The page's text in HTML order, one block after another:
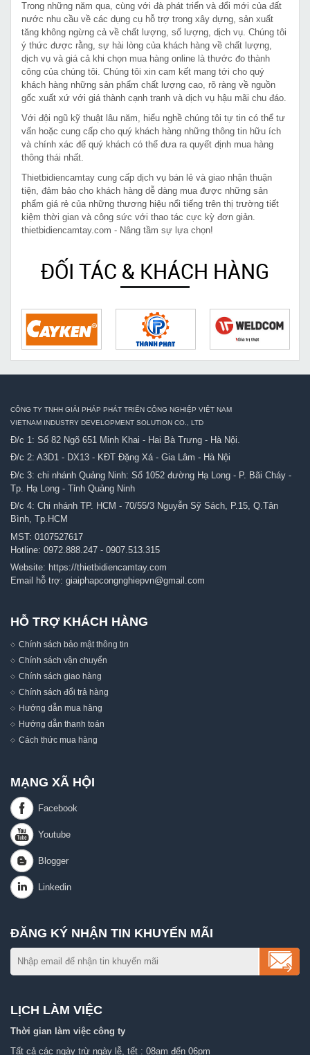
Trong những năm qua, cùng với đà phát triển và đổi mới của đất
nước nhu cầu về các dụng cụ hỗ trợ trong xây dựng, sản xuất
tăng không ngừng cả về chất lượng, số lượng, dịch vụ. Chúng tôi
ý thức được rằng, sự hài lòng của khách hàng về chất lượng,
dịch vụ và giá cả khi chọn mua hàng online là thước đo thành
công của chúng tôi. Chúng tôi xin cam kết mang tới cho quý
khách hàng những sản phẩm chất lượng cao, rõ ràng về nguồn
gốc xuất xứ với giá thành cạnh tranh và dịch vụ hậu mãi chu đáo.
Với đội ngũ kỹ thuật lâu năm, hiểu nghề chúng tôi tự tin có thể tư
vấn hoặc cung cấp cho quý khách hàng những thông tin hữu ích
và chính xác để quý khách có thể đưa ra quyết định mua hàng
thông thái nhất.
Thietbidiencamtay cung cấp dịch vụ bán lẻ và giao nhận thuận
tiện, đảm bảo cho khách hàng dễ dàng mua được những sản
phẩm giá rẻ của những thương hiệu nổi tiếng trên thị trường tiết
kiệm thời gian và công sức với thao tác cực kỳ đơn giản.
thietbidiencamtay.com - Nâng tầm sự lựa chọn!
ĐỐI TÁC & KHÁCH HÀNG
CÔNG TY TNHH GIẢI PHÁP PHÁT TRIỂN CÔNG NGHIỆP VIỆT NAM
VIETNAM INDUSTRY DEVELOPMENT SOLUTION CO., LTD
Đ/c 1: Số 82 Ngõ 651 Minh Khai - Hai Bà Trưng - Hà Nội.
Đ/c 2: A3D1 - DX13 - KĐT Đặng Xá - Gia Lâm - Hà Nội
Đ/c 3: chi nhánh Quảng Ninh: Số 1052 đường Hạ Long - P. Bãi Cháy -
Tp. Hạ Long - Tỉnh Quảng Ninh
Đ/c 4: Chi nhánh TP. HCM - 70/55/3 Nguyễn Sỹ Sách, P.15, Q.Tân
Bình, Tp.HCM
MST: 0107527617
Hotline: 0972.888.247 - 0907.513.315
Website: https://thietbidiencamtay.com
Email hỗ trợ: giaiphapcongnghiepvn@gmail.com
HỖ TRỢ KHÁCH HÀNG
Chính sách bảo mật thông tin
Chính sách vận chuyển
Chính sách giao hàng
Chính sách đổi trả hàng
Hướng dẫn mua hàng
Hướng dẫn thanh toán
Cách thức mua hàng
MẠNG XÃ HỘI
ĐĂNG KÝ NHẬN TIN KHUYẾN MÃI
LỊCH LÀM VIỆC
Thời gian làm việc công ty
Tất cả các ngày trừ ngày lễ, tết : 08am đến 06pm